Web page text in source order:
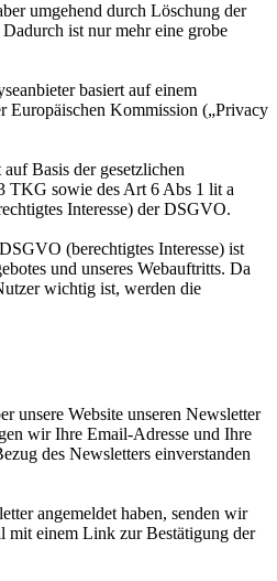
umgehend durch Löschung der
ist nur mehr eine grobe
basiert auf einem
Europäischen Kommission („Privacy
Basis der gesetzlichen
TKG sowie des Art 6 Abs 1 lit a
Interesse) der DSGVO.
(berechtigtes Interesse) ist
und unseres Webauftritts. Da
wichtig ist, werden die
unsere Website unseren Newsletter
wir Ihre Email-Adresse und Ihre
des Newsletters einverstanden
angemeldet haben, senden wir
mit einem Link zur Bestätigung der